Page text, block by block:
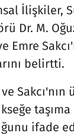
İlişkiler,
Dr. M.
Emre
belirtti.
Sakcı'nın
ifade